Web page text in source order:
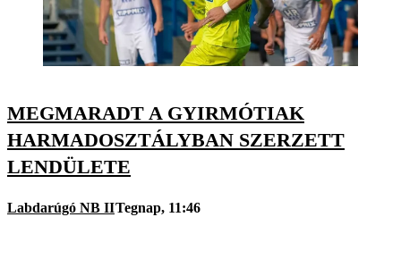
MEGMARADT A GYIRMÓTIAK
HARMADOSZTÁLYBAN SZERZETT
LENDÜLETE
Labdarúgó NB IITegnap, 11:46